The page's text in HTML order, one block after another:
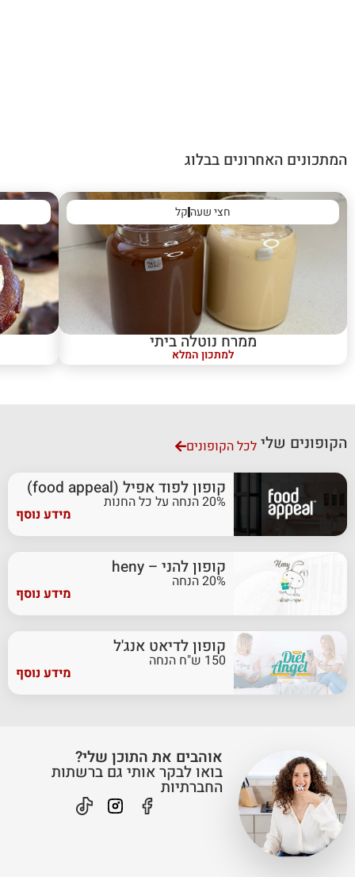
המתכונים האחרונים בבלוג
חצי שעהקל
ממרח נוטלה ביתי
למתכון המלא
הקופונים שלי לכל הקופונים
קופון לפוד אפיל (food appeal)
20% הנחה על כל החנות
מידע נוסף
קופון להני – heny
20% הנחה
מידע נוסף
קופון לדיאט אנג'ל
150 ש"ח הנחה
מידע נוסף
אוהבים את התוכן שלי?
בואו לבקר אותי גם ברשתות
החברתיות